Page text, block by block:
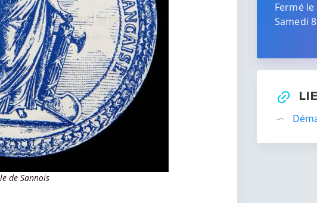
de Sannois
Fermé
Samedi